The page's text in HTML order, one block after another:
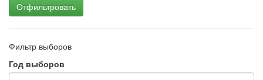
Отфильтровать
Фильтр выборов
Год выборов